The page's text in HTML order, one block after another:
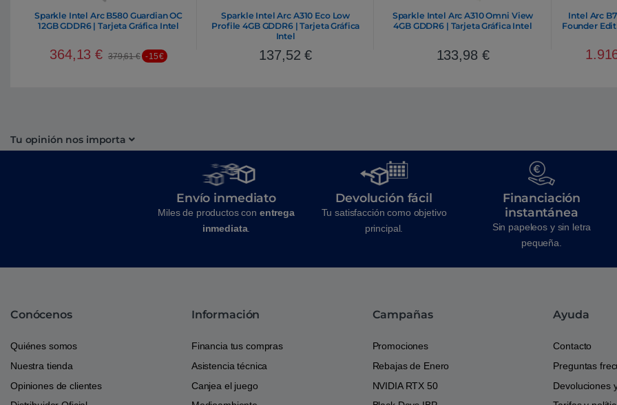
Sparkle Intel Arc B580 Guardian OC
12GB GDDR6 | Tarjeta Gráfica Intel
364,13€ 379,61€ -15€
Sparkle Intel Arc A310 Eco Low
Profile 4GB GDDR6 | Tarjeta Gráfica
Intel
137,52€
Sparkle Intel Arc A310 Omni View
4GB GDDR6 | Tarjeta Gráfica Intel
133,98 €
Intel Arc
Founder
Tu opinión nos importa
Envío inmediato
Miles de productos con entrega
inmediata.
Devolución fácil
Tu satisfacción como objetivo
principal.
Financiación
instantánea
Sin papeleos y sin letra
pequeña.
Conócenos
Quiénes somos
Nuestra tienda
Opiniones de clientes
Información
Financia tus compras
Asistencia técnica
Canjea el juego
Campañas
Promociones
Rebajas de Enero
NVIDIA RTX 50
Ayuda
Contacto
Preguntas
Devoluciones